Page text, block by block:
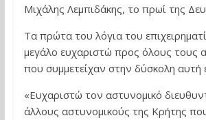
Μιχάλης Λεμπιδάκης, το πρωί της
Τα πρώτα του λόγια του
μεγάλο ευχαριστώ προς όλους τους
που συμμετείχαν στην δύσκολη αυτή
«Ευχαριστώ τον αστυνομικό
άλλους αστυνομικούς της Κρήτης